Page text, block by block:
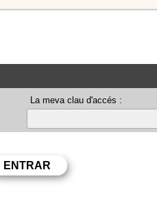
La meva clau d'accés :